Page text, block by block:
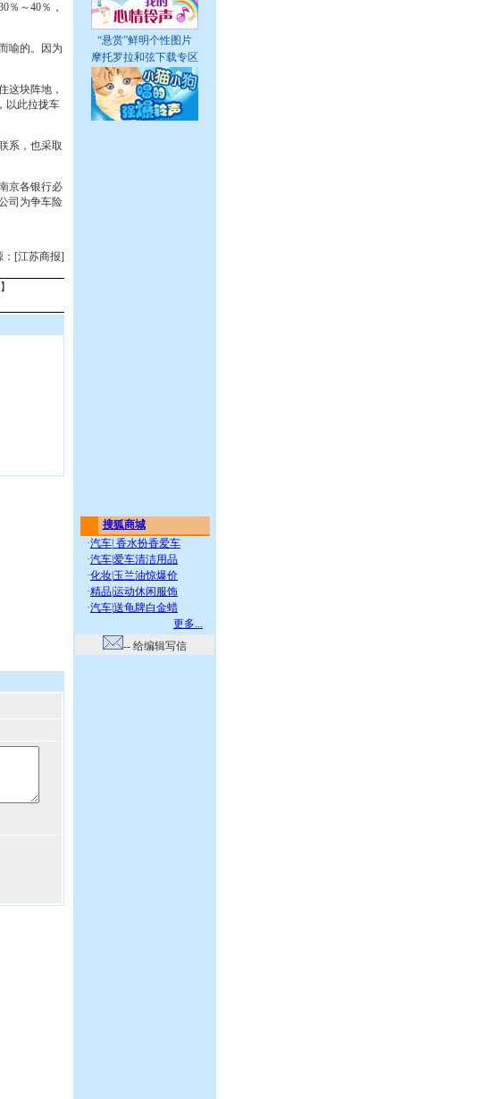
％～40％，
喻的。因为
这块阵地，
以此拉拢车
系，也采取
京各银行必
司为争车险
：[江苏商报]
】
“悬赏”鲜明个性图片
摩托罗拉和弦下载专区
搜狐商城
·汽车 香水扮香爱车
·汽车爱车清洁用品
·化妆 玉兰油惊爆价
·精品运动休闲服饰
·汽车送龟牌白金蜡
更多...
-- 给编辑写信